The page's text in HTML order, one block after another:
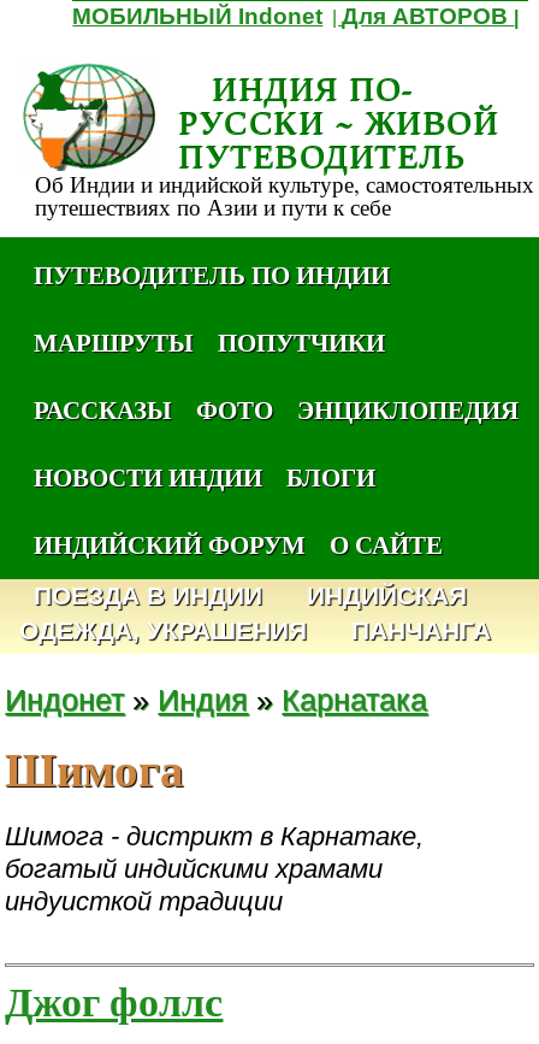
МОБИЛЬНЫЙ Indonet |Для АВТОРОВ
ИНДИЯ ПО-
РУССКИ ~ ЖИВОЙ
ПУТЕВОДИТЕЛЬ
Об Индии и индийской культуре, самостоятельных
путешествиях по Азии и пути к себе
ПУТЕВОДИТЕЛЬ ПО ИНДИИ
МАРШРУТЫ
ПОПУТЧИКИ
РАССКАЗЫ
ФОТО
ЭНЦИКЛОПЕДИЯ
НОВОСТИ ИНДИИ
БЛОГИ
ИНДИЙСКИЙ ФОРУМ
О САЙТЕ
ПОЕЗДА В ИНДИИ
ИНДИЙСКАЯ
ОДЕЖДА, УКРАШЕНИЯ
ПАНЧАНГА
Индонет» Индия » Карнатака
Шимога
Шимога - дистрикт в Карнатаке,
богатый индийскими храмами
индуисткой традиции
Джог фоллс